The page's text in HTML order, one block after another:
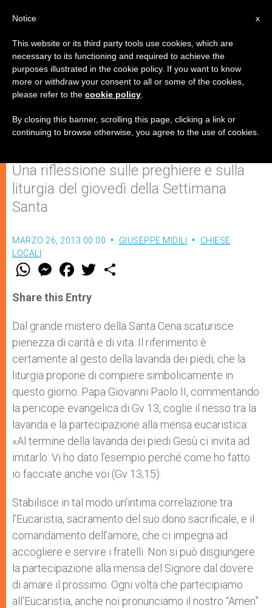
Il Giovedì Santo, ultima alba di
quaresima, primo tramonto del
triduo pasquale (Seconda Parte)
Una riflessione sulle preghiere e sulla
liturgia del giovedì della Settimana
Santa
MARZO 26, 2013 00:00 GIUSEPPE MIDILI
CHIESE
LOCALI
W
t
s
p
p
M
e
s
e
g
e
r
F
a
e
b
o
k
w
r
Share this Entry
Dal grande mistero della Santa Cena scaturisce
pienezza di carità e di vita. Il riferimento è
certamente al gesto della lavanda dei piedi, che la
liturgia propone di compiere simbolicamente in
questo giorno. Papa Giovanni Paolo II, commentando
la pericope evangelica di Gv 13, coglie il nesso tra la
lavanda e la partecipazione alla mensa eucaristica:
«Al termine della lavanda dei piedi Gesù ci invita ad
imitarlo: Vi ho dato l’esempio perché come ho fatto
io facciate anche voi (Gv 13,15).
Stabilisce in tal modo un’intima correlazione tra
l’Eucaristia, sacramento del suo dono sacrificale, e il
comandamento dell’amore, che ci impegna ad
accogliere e servire i fratelli. Non si può disgiungere
la partecipazione alla mensa del Signore dal dovere
di amare il prossimo. Ogni volta che partecipiamo
all’Eucaristia, anche noi pronunciamo il nostro “Amen”
x
Notice
This website or its third party tools use cookies, which are
necessary to its functioning and required to achieve the
purposes illustrated in the cookie policy. If you want to know
more or withdraw your consent to all or some of the cookies,
please refer to the cookie policy
By closing this banner, scrolling this page, clicking a link or
continuing to browse otherwise, you agree to the use of cookies.